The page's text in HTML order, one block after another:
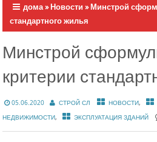
дома»Новости »Минстрой
стандартного жилья
Минстрой
критерии
05.06.2020 СТРОЙ СЛ НОВОСТИ,
НЕДВИЖИМОСТИ, ЭКСПЛУАТАЦИЯ ЗДАНИЙ